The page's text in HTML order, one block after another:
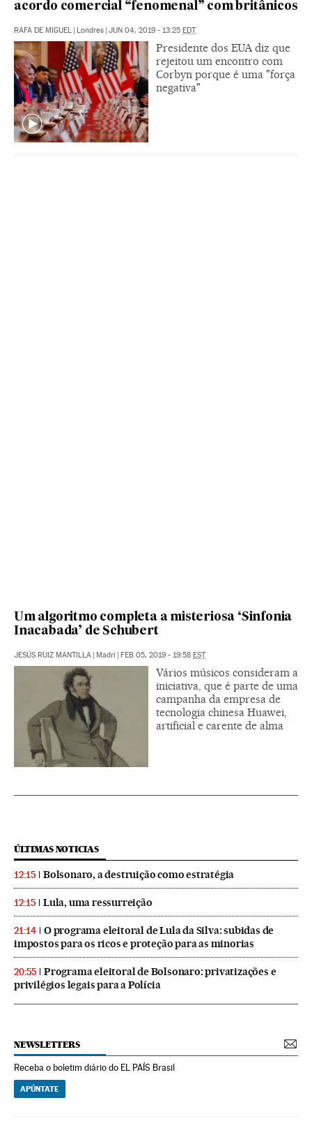
acordo comercial “fenomenal” com britânicos
RAFA DE MIGUEL Londres JUN 04, 2019 - 13:25 EDT
Presidente dos EUA diz que
rejeitou um encontro com
Corbyn porque é uma "força
negativa"
Um algoritmo completa a misteriosa ‘Sinfonia
Inacabada’ de Schubert
JESÚS RUIZ MANTILLA Madri FEB 05, 2019 - 19:58 EST
Vários músicos consideram a
iniciativa, que é parte de uma
campanha da empresa de
tecnologia chinesa Huawei,
artificial e carente de alma
ÚLTIMAS NOTICIAS
12:15 Bolsonaro, a destruição como estratégia
12:15 Lula, uma ressurreição
21:14
O programa eleitoral de Lula da Silva: subidas de
impostos para os ricos e proteção para as minorias
20:55
Programa eleitoral de Bolsonaro: privatizações e
privilégios legais para a Polícia
NEWSLETTERS
Receba o boletim diário do EL PAÍS Brasil
APÚNTATE